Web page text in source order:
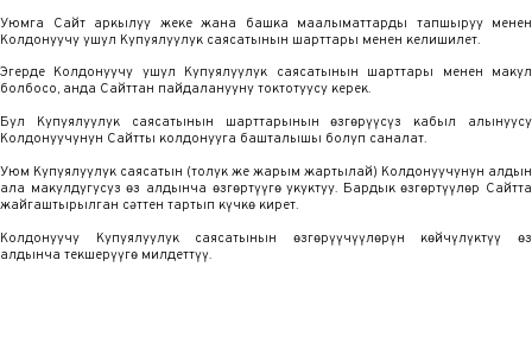
Уюмга Сайт аркылуу жеке жана башка маалыматтарды тапшыруу менен
Колдонуучу ушул Купуялуулук саясатынын шарттары менен келишилет.
Эгерде Колдонуучу ушул Купуялуулук саясатынын шарттары менен макул
болбосо, анда Сайттан пайдаланууну токтотуусу керек.
Бул Купуялуулук саясатынын шарттарынын өзгөрүүсүз кабыл алынуусу
Колдонуучунун Сайтты колдонууга башталышы болуп саналат.
Уюм Купуялуулук саясатын (толук же жарым жартылай) Колдонуучунун алдын
ала макулдугусуз өз алдынча өзгөртүүгө укуктуу. Бардык өзгөртүүлөр Сайтта
жайгаштырылган сәттен тартып күчкө кирет.
Колдонуучу Купуялуулук саясатынын өзгөрүүчүүлөрүн көйчүлүктүү өз
алдынча текшерүүгө милдеттүү.